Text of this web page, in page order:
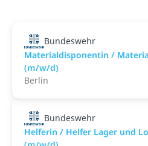
Bundeswehr
Materialdisponentin /
(m/w/d)
Berlin
Bundeswehr
Helferin / Helfer Lager und